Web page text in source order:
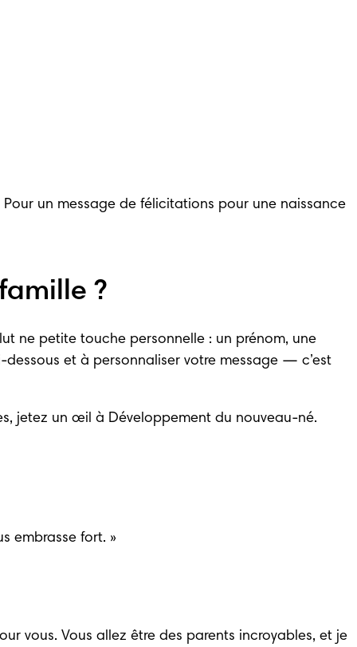
un message de félicitations pour une naissance
?
ne petite touche personnelle : un prénom, une
et à personnaliser votre message — c’est
jetez un œil à Développement du nouveau-né.
embrasse fort. »
vous. Vous allez être des parents incroyables, et je